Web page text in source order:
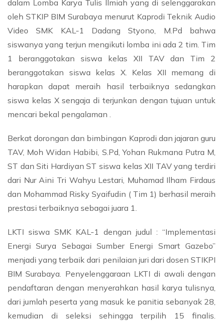
dalam Lomba Karya Tulis Ilmiah yang di selenggarakan
oleh STKIP BIM Surabaya menurut Kaprodi Teknik Audio
Video SMK KAL-1 Dadang Styono, M.Pd bahwa
siswanya yang terjun mengikuti lomba ini ada 2 tim. Tim
1 beranggotakan siswa kelas XII TAV dan Tim 2
beranggotakan siswa kelas X. Kelas XII memang di
harapkan dapat meraih hasil terbaiknya sedangkan
siswa kelas X sengaja di terjunkan dengan tujuan untuk
mencari bekal pengalaman .
Berkat dorongan dan bimbingan Kaprodi dan jajaran guru
TAV, Moh Widan Habibi, S.Pd, Yohan Rukmana Putra M,
ST dan Siti Hardiyan ST siswa kelas XII TAV yang terdiri
dari Nur Aini Tri Wahyu Lestari, Muhamad Ilham Firdaus
dan Mohammad Risky Syaifudin ( Tim 1) berhasil meraih
prestasi terbaiknya sebagai juara 1.
LKTI siswa SMK KAL-1 dengan judul : “Implementasi
Energi Surya Sebagai Sumber Energi Smart Gazebo”
menjadi yang terbaik dari penilaian juri dari dosen STIKPI
BIM Surabaya. Penyelenggaraan LKTI di awali dengan
pendaftaran dengan menyerahkan hasil karya tulisnya,
dari jumlah peserta yang masuk ke panitia sebanyak 28,
kemudian di seleksi sehingga terpilih 15 finalis.